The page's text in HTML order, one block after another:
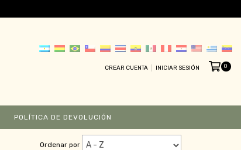
CREAR CUENTA INICIAR SESIÓN 0
POLÍTICA DE DEVOLUCIÓN
Ordenar por